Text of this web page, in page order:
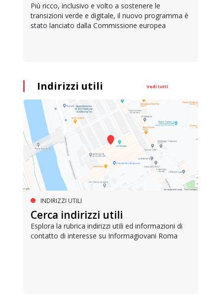
Più ricco, inclusivo e volto a sostenere le
transizioni verde e digitale, il nuovo programma è
stato lanciato dalla Commissione europea
Indirizzi utili Vedi tutti
INDIRIZZI UTILI
Cerca indirizzi utili
Esplora la rubrica indirizzi utili ed informazioni di
contatto di interesse su Informagiovani Roma